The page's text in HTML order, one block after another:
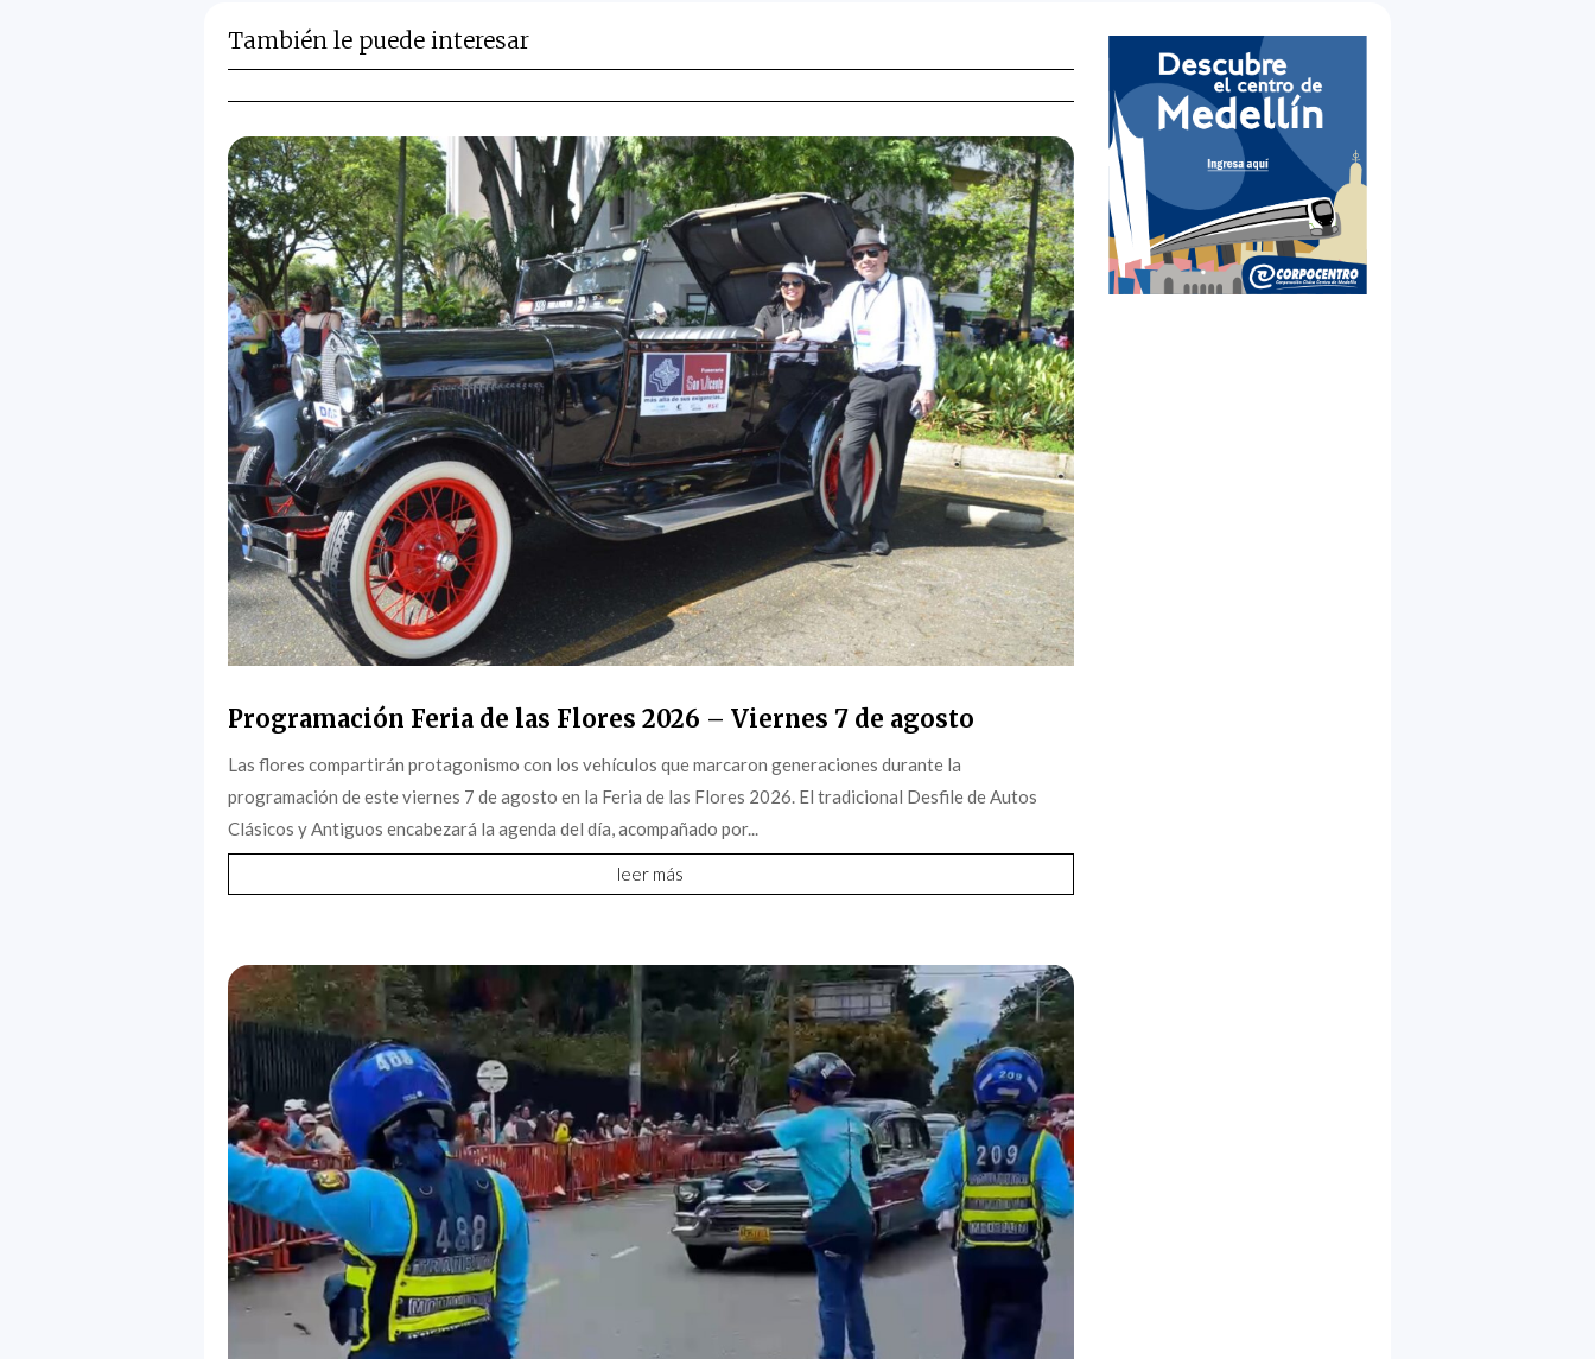
También le puede interesar
Programación Feria de las Flores 2026 – Viernes 7 de agosto
Las flores compartirán protagonismo con los vehículos que marcaron generaciones durante la
programación de este viernes 7 de agosto en la Feria de las Flores 2026. El tradicional Desfile de Autos
Clásicos y Antiguos encabezará la agenda del día, acompañado por...
leer más